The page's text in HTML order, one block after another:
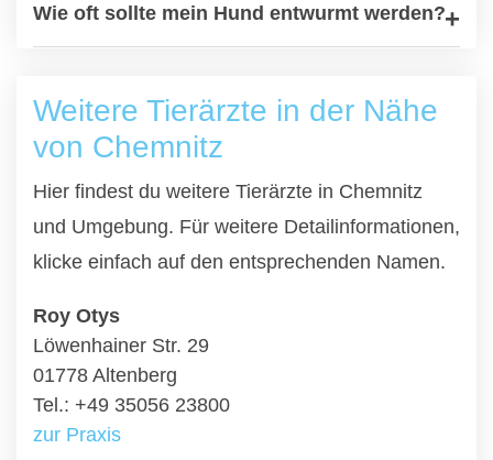
Wie oft sollte mein Hund entwurmt werden?
Weitere Tierärzte in der Nähe
von Chemnitz
Hier findest du weitere Tierärzte in Chemnitz
und Umgebung. Für weitere Detailinformationen,
klicke einfach auf den entsprechenden Namen.
Roy Otys
Löwenhainer Str. 29
01778 Altenberg
Tel.: +49 35056 23800
zur Praxis